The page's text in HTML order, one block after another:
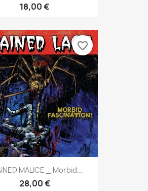
18,00 €
MALICE _ Morbid...
28,00 €
favorite_border